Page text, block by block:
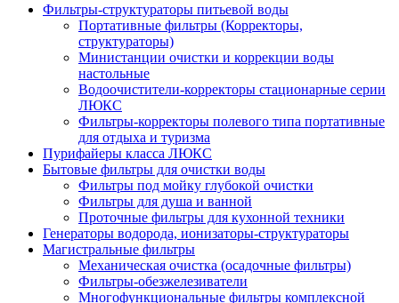
Фильтры-структураторы питьевой воды
Портативные фильтры (Корректоры,
структураторы)
Министанции очистки и коррекции воды
настольные
Водоочистители-корректоры стационарные серии
ЛЮКС
Фильтры-корректоры полевого типа портативные
для отдыха и туризма
Пурифайеры класса ЛЮКС
Бытовые фильтры для очистки воды
Фильтры под мойку глубокой очистки
Фильтры для душа и ванной
Проточные фильтры для кухонной техники
Генераторы водорода, ионизаторы-структураторы
Магистральные фильтры
Механическая очистка (осадочные фильтры)
Фильтры-обезжелезиватели
Многофункциональные фильтры комплексной